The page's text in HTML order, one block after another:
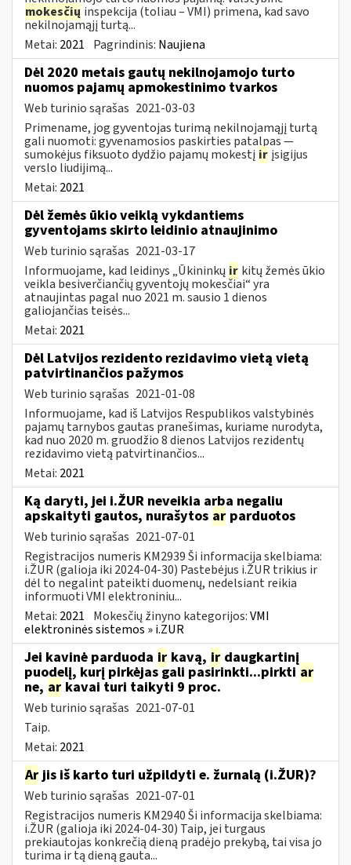
mokesčių inspekcija (toliau – VMI) primena, kad savo
nekilnojamąjį turtą...
Metai: 2021 Pagrindinis: Naujiena
Dėl 2020 metais gautų nekilnojamojo turto
nuomos pajamų apmokestinimo tvarkos
Web turinio sąrašas 2021-03-03
Primename, jog gyventojas turimą nekilnojamąjį turtą
gali nuomoti: gyvenamosios paskirties patalpas —
sumokėjus fiksuoto dydžio pajamų mokestį ir įsigijus
verslo liudijimą...
Metai: 2021
Dėl žemės ūkio veiklą vykdantiems
gyventojams skirto leidinio atnaujinimo
Web turinio sąrašas 2021-03-17
Informuojame, kad leidinys „Ūkininkų ir kitų žemės ūkio
veikla besiverčiančių gyventojų mokesčiai“ yra
atnaujintas pagal nuo 2021 m. sausio 1 dienos
galiojančias teisės...
Metai: 2021
Dėl Latvijos rezidento rezidavimo vietą vietą
patvirtinančios pažymos
Web turinio sąrašas 2021-01-08
Informuojame, kad iš Latvijos Respublikos valstybinės
pajamų tarnybos gautas pranešimas, kuriame nurodyta,
kad nuo 2020 m. gruodžio 8 dienos Latvijos rezidentų
rezidavimo vietą patvirtinančios...
Metai: 2021
Ką daryti, jei i.ŽUR neveikia arba negaliu
apskaityti gautos, nurašytos ar parduotos
Web turinio sąrašas 2021-07-01
Registracijos numeris KM2939 Ši informacija skelbiama:
i.ŽUR (galioja iki 2024-04-30) Pastebėjus i.ŽUR trikius ir
dėl to negalint pateikti duomenų, nedelsiant reikia
informuoti VMI elektroniniu...
Metai: 2021 Mokesčių žinyno kategorijos:VMI
elektroninės sistemos » i.ZUR
Jei kavinė parduoda ir kavą, ir daugkartinį
puodelį, kurį pirkėjas gali pasirinkti...pirkti ar
ne, ar kavai turi taikyti 9 proc.
Web turinio sąrašas 2021-07-01
Taip.
Metai: 2021
Arjis iš karto turi užpildyti e. žurnalą (i.ŽUR)?
Web turinio sąrašas 2021-07-01
Registracijos numeris KM2940 Ši informacija skelbiama:
i.ŽUR (galioja iki 2024-04-30) Taip, jei turgaus
prekiautojas konkrečią dieną pradėjo prekybą, tai visa jo
turima ir tą dieną gauta...